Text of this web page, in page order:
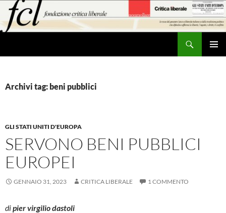
contenuto
Archivi tag: beni pubblici
GLI STATI UNITI D'EUROPA
SERVONO BENI PUBBLICI
EUROPEI
GENNAIO 31, 2023 CRITICA LIBERALE 1 COMMENTO
dipier virgilio dastoli